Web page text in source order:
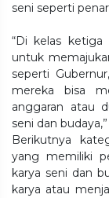
seni seperti
“Di kelas
untuk
seperti
mereka bisa
anggaran atau
seni dan
Berikutnya
yang memiliki
karya seni dan
karya atau